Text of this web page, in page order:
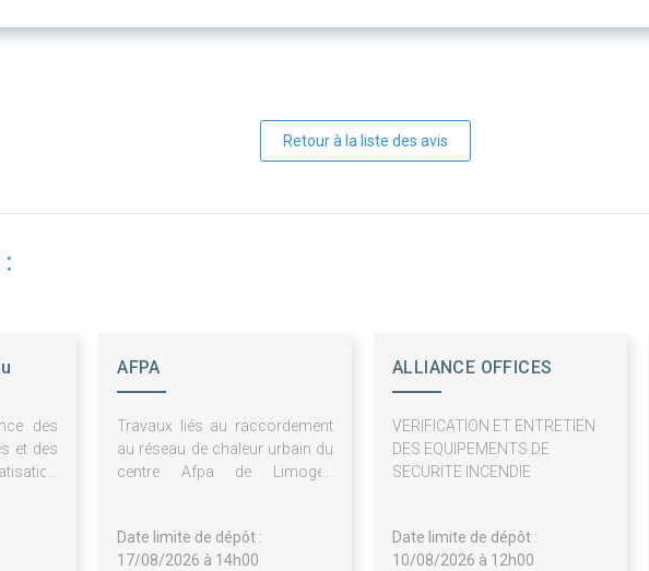
Retour à la liste des avis
des
et des
AFPA
Travaux liés au raccordement
au réseau de chaleur urbain du
centre Afpa de Limoges
Date limite de dépôt :
17/08/2026 à 14h00
ALLIANCE OFFICES
VERIFICATION ET ENTRETIEN
DES EQUIPEMENTS DE
SECURITE INCENDIE
Date limite de dépôt :
10/08/2026 à 12h00